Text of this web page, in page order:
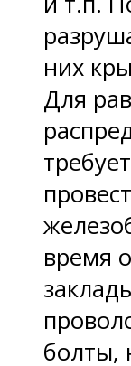
них
Для
время
болты,